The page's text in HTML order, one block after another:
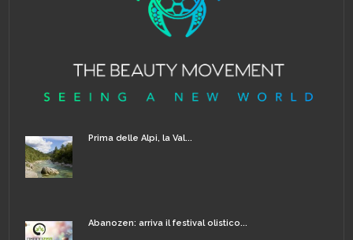
Prima delle Alpi, la Val...
Abanozen: arriva il festival olistico...